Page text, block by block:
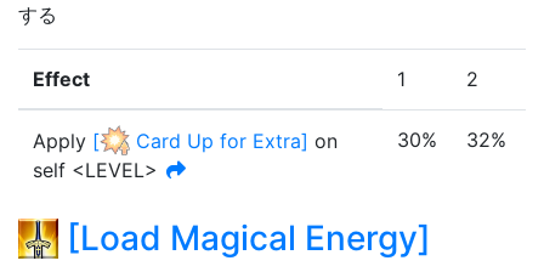
する
Effect 1 2
Apply [ Card Up for Extra] on
self <LEVEL>
30% 32%
[Load Magical Energy]